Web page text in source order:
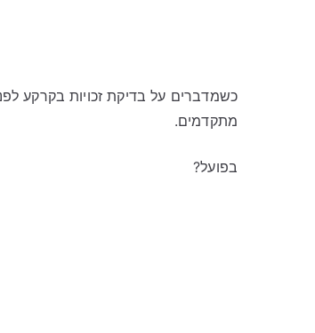
כשמדברים על בדיקת זכויות בקרקע
מתקדמים.
בפועל?